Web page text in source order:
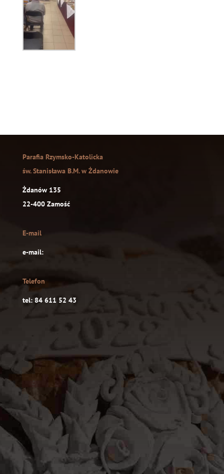
Parafia Rzymsko-Katolicka
św. Stanisława B.M. w Żdanowie
Żdanów 135
22-400 Zamość
E-mail
e-mail:
Telefon
tel: 84 611 52 43